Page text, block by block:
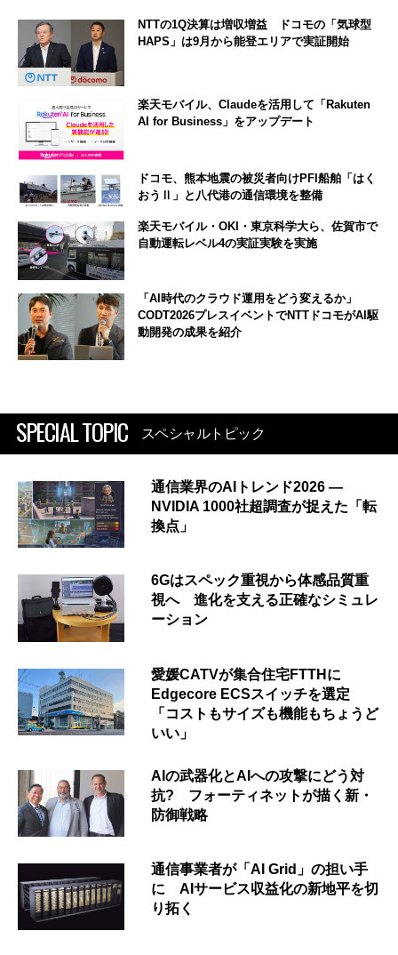
NTTの1Q決算は増収増益 ドコモの「気球型
HAPS」は9月から能登エリアで実証開始
楽天モバイル、Claudeを活用して「Rakuten
AI for Business」をアップデート
ドコモ、熊本地震の被災者向けPFI船舶「はく
おうⅡ」と八代港の通信環境を整備
楽天モバイル・OKI・東京科学大ら、佐賀市で
自動運転レベル4の実証実験を実施
「AI時代のクラウド運用をどう変えるか」
CODT2026プレスイベントでNTTドコモがAI駆
動開発の成果を紹介
SPECIAL TOPIC スペシャルトピック
通信業界のAIトレンド2026 ―
NVIDIA 1000社超調査が捉えた「転
換点」
6Gはスペック重視から体感品質重
視へ 進化を支える正確なシミュレ
ーション
愛媛CATVが集合住宅FTTHに
Edgecore ECSスイッチを選定
「コストもサイズも機能もちょうど
いい」
AIの武器化とAIへの攻撃にどう対
抗? フォーティネットが描く新・
防御戦略
通信事業者が「AI Grid」の担い手
に AIサービス収益化の新地平を切
り拓く